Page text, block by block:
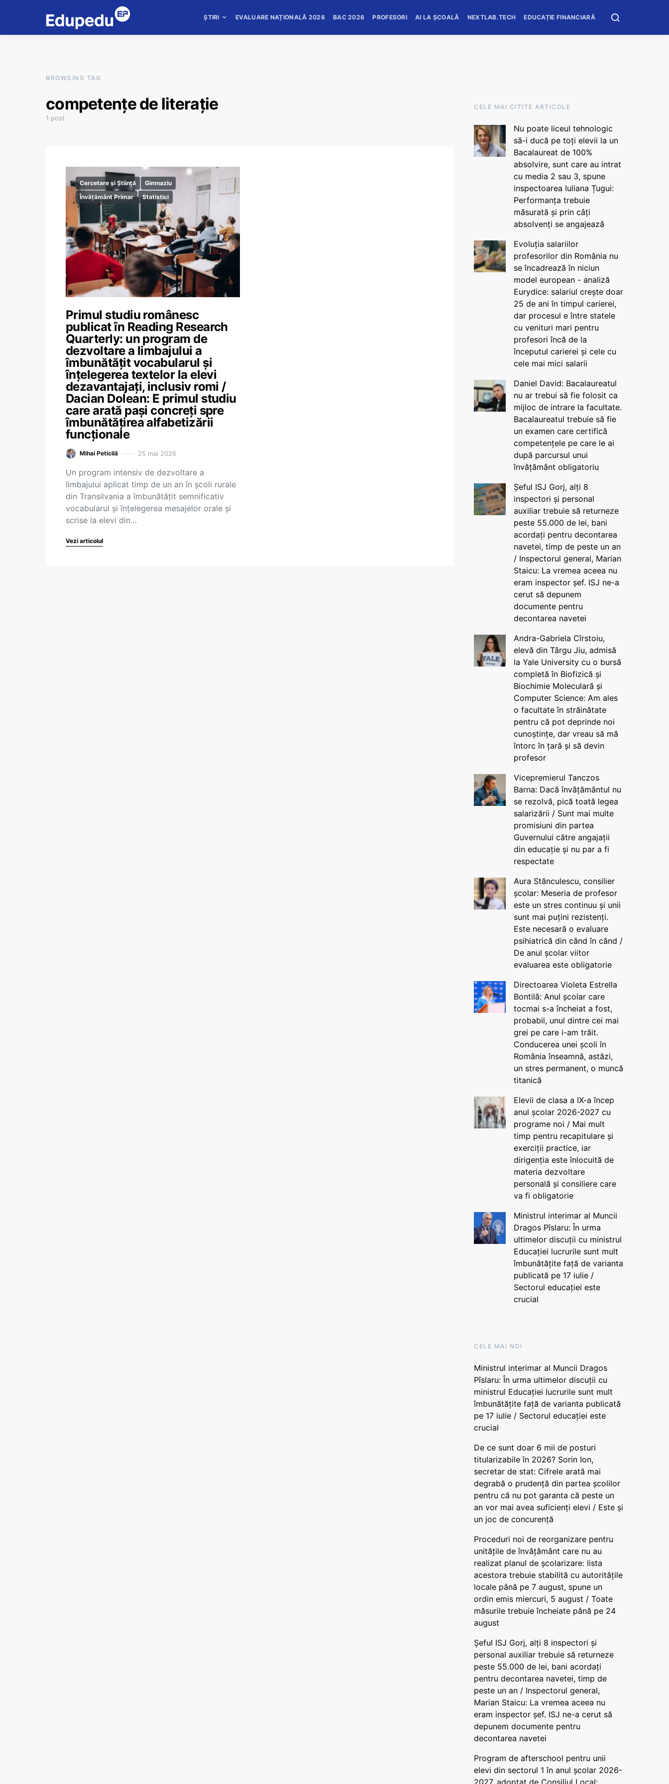
ȘTIRI EVALUARE NAȚIONALĂ 2026 BAC 2026 PROFESORI AI LA ȘCOALĂ NEXTLAB.TECH EDUCAȚIE FINANCIARĂ
BROWSING TAG
competențe de literație
1 post
Cercetare și Știință
Gimnaziu
Învățământ Primar
Statistici
Primul studiu românesc
publicat în Reading Research
Quarterly: un program de
dezvoltare a limbajului a
îmbunătățit vocabularul și
înțelegerea textelor la elevi
dezavantajați, inclusiv romi /
Dacian Dolean: E primul studiu
care arată pași concreți spre
îmbunătățirea alfabetizării
funcționale
Mihai Peticilă 25 mai 2026
Un program intensiv de dezvoltare a
limbajului aplicat timp de un an în școli rurale
din Transilvania a îmbunătățit semnificativ
vocabularul și înțelegerea mesajelor orale și
scrise la elevi din…
Vezi articolul
CELE MAI CITITE ARTICOLE
Nu poate liceul tehnologic
să-i ducă pe toți elevii la un
Bacalaureat de 100%
absolvire, sunt care au intrat
cu media 2 sau 3, spune
inspectoarea Iuliana Țugui:
Performanța trebuie
măsurată și prin câți
absolvenți se angajează
Evoluția salariilor
profesorilor din România nu
se încadrează în niciun
model european - analiză
Eurydice: salariul crește doar
25 de ani în timpul carierei,
dar procesul e între statele
cu venituri mari pentru
profesori încă de la
începutul carierei și cele cu
cele mai mici salarii
Daniel David: Bacalaureatul
nu ar trebui să fie folosit ca
mijloc de intrare la facultate.
Bacalaureatul trebuie să fie
un examen care certifică
competențele pe care le ai
după parcursul unui
învățământ obligatoriu
Șeful ISJ Gorj, alți 8
inspectori și personal
auxiliar trebuie să returneze
peste 55.000 de lei, bani
acordați pentru decontarea
navetei, timp de peste un an
/ Inspectorul general, Marian
Staicu: La vremea aceea nu
eram inspector șef. ISJ ne-a
cerut să depunem
documente pentru
decontarea navetei
Andra-Gabriela Cîrstoiu,
elevă din Târgu Jiu, admisă
la Yale University cu o bursă
completă în Biofizică și
Biochimie Moleculară și
Computer Science: Am ales
o facultate în străinătate
pentru că pot deprinde noi
cunoștințe, dar vreau să mă
întorc în țară și să devin
profesor
Vicepremierul Tanczos
Barna: Dacă învățământul nu
se rezolvă, pică toată legea
salarizării / Sunt mai multe
promisiuni din partea
Guvernului către angajații
din educație și nu par a fi
respectate
Aura Stănculescu, consilier
școlar: Meseria de profesor
este un stres continuu și unii
sunt mai puțini rezistenți.
Este necesară o evaluare
psihiatrică din când în când /
De anul școlar viitor
evaluarea este obligatorie
Directoarea Violeta Estrella
Bontilă: Anul școlar care
tocmai s-a încheiat a fost,
probabil, unul dintre cei mai
grei pe care i-am trăit.
Conducerea unei școli în
România înseamnă, astăzi,
un stres permanent, o muncă
titanică
Elevii de clasa a IX-a încep
anul școlar 2026-2027 cu
programe noi / Mai mult
timp pentru recapitulare și
exerciții practice, iar
dirigenția este înlocuită de
materia dezvoltare
personală și consiliere care
va fi obligatorie
Ministrul interimar al Muncii
Dragos Pîslaru: În urma
ultimelor discuții cu ministrul
Educației lucrurile sunt mult
îmbunătățite față de varianta
publicată pe 17 iulie /
Sectorul educației este
crucial
CELE MAI NOI
Ministrul interimar al Muncii Dragos
Pîslaru: În urma ultimelor discuții cu
ministrul Educației lucrurile sunt mult
îmbunătățite față de varianta publicată
pe 17 iulie / Sectorul educației este
crucial
De ce sunt doar 6 mii de posturi
titularizabile în 2026? Sorin Ion,
secretar de stat: Cifrele arată mai
degrabă o prudență din partea școlilor
pentru că nu pot garanta că peste un
an vor mai avea suficienți elevi / Este și
un joc de concurență
Proceduri noi de reorganizare pentru
unitățile de învățământ care nu au
realizat planul de școlarizare: lista
acestora trebuie stabilită cu autoritățile
locale până pe 7 august, spune un
ordin emis miercuri, 5 august / Toate
măsurile trebuie încheiate până pe 24
august
Șeful ISJ Gorj, alți 8 inspectori și
personal auxiliar trebuie să returneze
peste 55.000 de lei, bani acordați
pentru decontarea navetei, timp de
peste un an / Inspectorul general,
Marian Staicu: La vremea aceea nu
eram inspector șef. ISJ ne-a cerut să
depunem documente pentru
decontarea navetei
Program de afterschool pentru unii
elevi din sectorul 1 în anul școlar 2026-
2027, adoptat de Consiliul Local: